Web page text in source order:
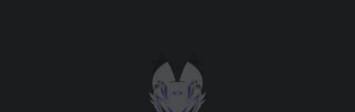
крутих нововведень
Підтримати проєкт